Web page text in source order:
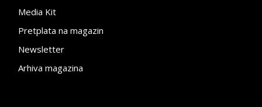
Media Kit
Pretplata na magazin
Newsletter
Arhiva magazina